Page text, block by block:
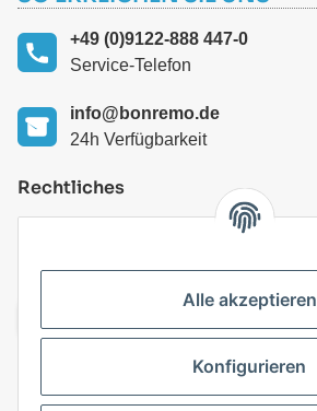
+49 (0)9122-888 447-0
Service-Telefon
info@bonremo.de
24h Verfügbarkeit
Rechtliches
Alle akzeptieren
Konfigurieren